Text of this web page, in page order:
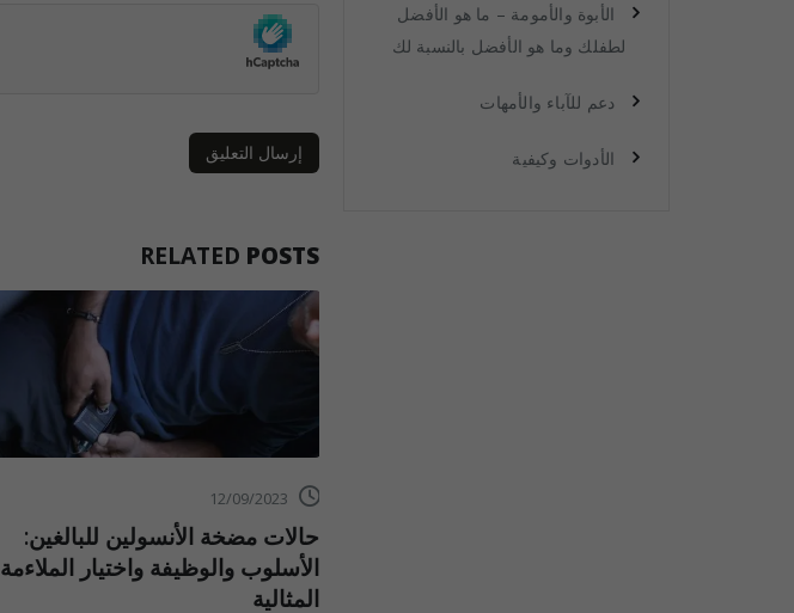
RELATED POSTS
حالات مضخة الأنسولين للبالغين:
الأسلوب والوظيفة واختيار الملاءمة
المثالية
الأبوة والأمومة – ما هو الأفضل
لطفلك وما هو الأفضل بالنسبة لك
دعم للآباء والأمهات
الأدوات وكيفية